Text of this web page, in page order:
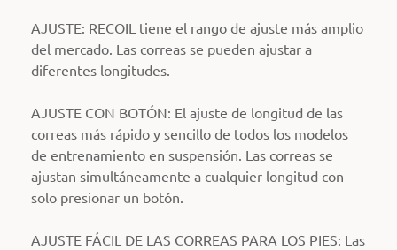
AJUSTE: RECOIL tiene el rango de ajuste más amplio
del mercado. Las correas se pueden ajustar a
diferentes longitudes.
AJUSTE CON BOTÓN: El ajuste de longitud de las
correas más rápido y sencillo de todos los modelos
de entrenamiento en suspensión. Las correas se
ajustan simultáneamente a cualquier longitud con
solo presionar un botón.
AJUSTE FÁCIL DE LAS CORREAS PARA LOS PIES: Las